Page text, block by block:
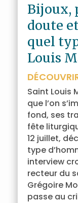
Bijoux,
doute
quel
Louis
Saint Louis
que l’on
fond, ses
fête
12 juillet,
type
interview
recteur du
Grégoire
passe au